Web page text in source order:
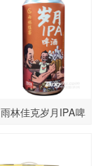
雨林佳克岁月IPA啤